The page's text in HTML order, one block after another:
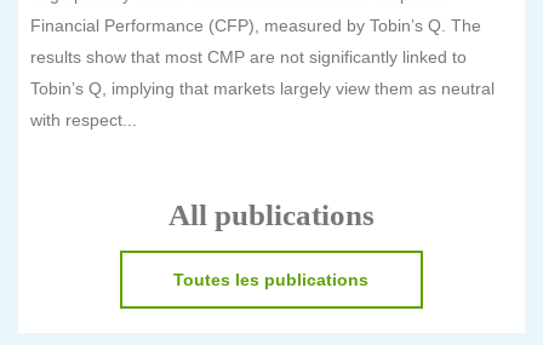
Financial Performance (CFP), measured by Tobin’s Q. The
results show that most CMP are not significantly linked to
Tobin’s Q, implying that markets largely view them as neutral
with respect...
All publications
Toutes les publications